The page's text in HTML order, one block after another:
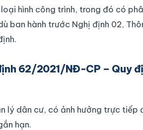
hình công trình, trong đó có
ban hành trước Nghị định 02,
62/2021/NĐ-CP – Quy
lý dân cư, có ảnh hưởng trực tiếp
hạn.